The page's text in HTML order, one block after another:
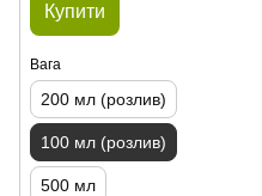
Купити
Вага
200 мл (розлив)
100 мл (розлив)
500 мл